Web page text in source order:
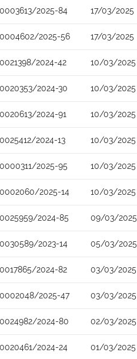
2025-84 17/03/2025
2025-56 17/03/2025
2024-42 10/03/2025
2024-30 10/03/2025
2024-91 10/03/2025
2024-13 10/03/2025
2025-95 10/03/2025
2025-14 10/03/2025
2024-85 09/03/2025
2023-14 05/03/2025
2024-82 03/03/2025
2025-47 03/03/2025
2024-80 02/03/2025
2024-24 01/03/2025